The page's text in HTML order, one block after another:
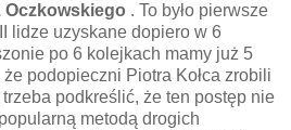
Oczkowskiego . To było pierwsze
lidze uzyskane dopiero w 6
po 6 kolejkach mamy już 5
podopieczni Piotra Kołca zrobili
podkreślić, że ten postęp nie
metodą drogich